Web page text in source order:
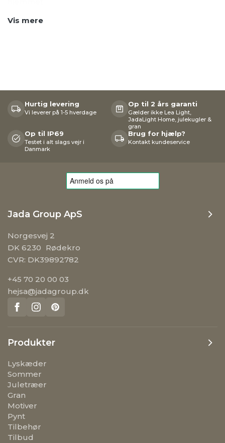
Vis mere
Hurtig levering
Vi leverer på 1-5 hverdage
Op til 2 års garanti
Gælder ikke Lea Light,
JadaLight Home, julekugler &
gran
Op til IP69
Testet i alt slags vejr i
Danmark
Brug for hjælp?
Kontakt kundeservice
Jada Group ApS
Norgesvej 2
DK 6230 Rødekro
CVR: DK39892782
+45 70 20 00 03
hejsa@jadagroup.dk
Produkter
Lyskæder
Sommer
Juletræer
Gran
Motiver
Pynt
Tilbehør
Tilbud